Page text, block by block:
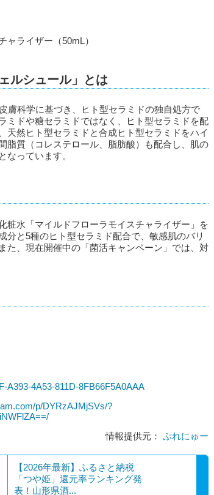
ャライザー（50mL）
ルシュール」とは
膚科学に基づき、ヒト型セラミドの独自処方で
ミドや糖セラミドではなく、ヒト型セラミドを配
天然ヒト型セラミドと合成ヒト型セラミドをハイ
脂質（コレステロール、脂肪酸）も配合し、肌の
なっています。
粧水「マイルドフローラモイスチャライザー」を
と5種のヒト型セラミド配合で、敏感肌のバリ
た、現在開催中の「菌活キャンペーン」では、対
A393-4A53-811D-8FB66F5A0AAA
p/DYRzAJMjSVs/?
情報提供元： ぷれにゅー
【2026年最新】ふるさと納税
「つや姫」還元率ランキング発
表！山形県酒...